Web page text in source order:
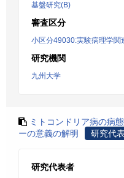
基盤研究(B)
審査区分
小区分49030:実験病理学関
研究機関
九州大学
ミトコンドリア病の病
ーの意義の解明
研究代
研究代表者